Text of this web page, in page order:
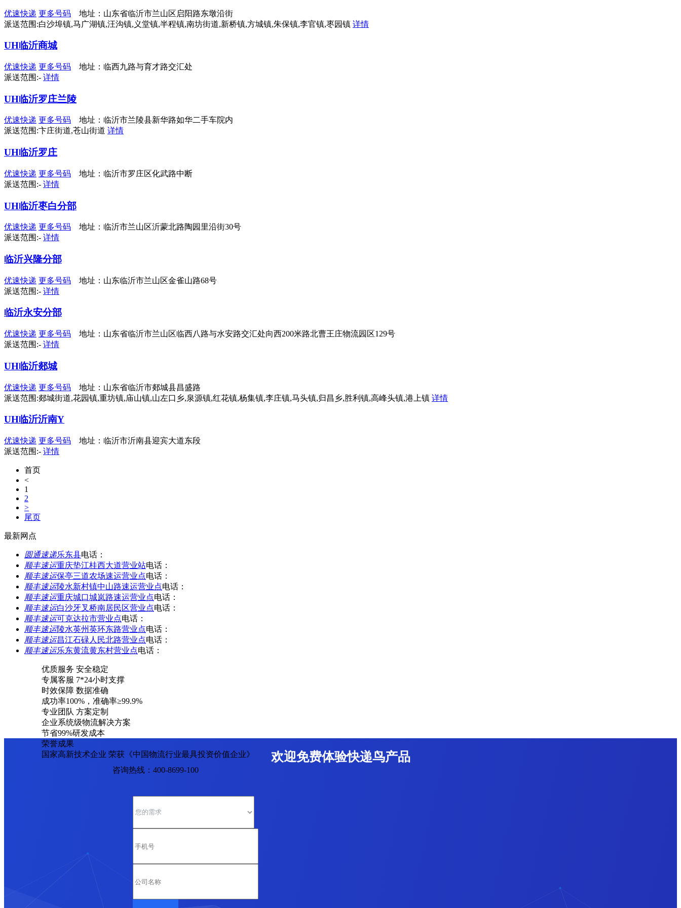
优速快递 更多号码 地址：山东省临沂市兰山区启阳路东墩沿街
派送范围:白沙埠镇,马广湖镇,汪沟镇,义堂镇,半程镇,南坊街道,新桥镇,方城镇,朱保镇,李官镇,枣园镇 详情
UH临沂商城
优速快递 更多号码 地址：临西九路与育才路交汇处
派送范围:- 详情
UH临沂罗庄兰陵
优速快递 更多号码 地址：临沂市兰陵县新华路如华二手车院内
派送范围:卞庄街道,苍山街道 详情
UH临沂罗庄
优速快递 更多号码 地址：临沂市罗庄区化武路中断
派送范围:- 详情
UH临沂枣白分部
优速快递 更多号码 地址：临沂市兰山区沂蒙北路陶园里沿街30号
派送范围:- 详情
临沂兴隆分部
优速快递 更多号码 地址：山东临沂市兰山区金雀山路68号
派送范围:- 详情
临沂永安分部
优速快递 更多号码 地址：山东省临沂市兰山区临西八路与水安路交汇处向西200米路北曹王庄物流园区129号
派送范围:- 详情
UH临沂郯城
优速快递 更多号码 地址：山东省临沂市郯城县昌盛路
派送范围:郯城街道,花园镇,重坊镇,庙山镇,山左口乡,泉源镇,红花镇,杨集镇,李庄镇,马头镇,归昌乡,胜利镇,高峰头镇,港上镇 详情
UH临沂沂南Y
优速快递 更多号码 地址：临沂市沂南县迎宾大道东段
派送范围:- 详情
首页
<
1
2
>
尾页
最新网点
圆通速递乐东县电话：
顺丰速运重庆垫江桂西大道营业站电话：
顺丰速运保亭三道农场速运营业点电话：
顺丰速运陵水新村镇中山路速运营业点电话：
顺丰速运重庆城口城岚路速运营业点电话：
顺丰速运白沙牙叉桥南居民区营业点电话：
顺丰速运可克达拉市营业点电话：
顺丰速运陵水英州英环东路营业点电话：
顺丰速运昌江石碌人民北路营业点电话：
顺丰速运乐东黄流黄东村营业点电话：
优质服务 安全稳定
专属客服 7*24小时支撑
时效保障 数据准确
成功率100%，准确率≥99.9%
专业团队 方案定制
企业系统级物流解决方案
节省99%研发成本
荣誉成果
国家高新技术企业 荣获《中国物流行业最具投资价值企业》
欢迎免费体验快递鸟产品
咨询热线：400-8699-100